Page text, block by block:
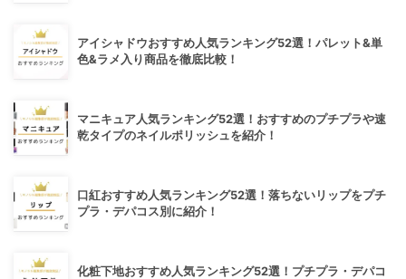
アイシャドウおすすめ人気ランキング52選！パレット&単
色&ラメ入り商品を徹底比較！
マニキュア人気ランキング52選！おすすめのプチプラや速
乾タイプのネイルポリッシュを紹介！
口紅おすすめ人気ランキング52選！落ちないリップをプチ
プラ・デパコス別に紹介！
化粧下地おすすめ人気ランキング52選！プチプラ・デパコ